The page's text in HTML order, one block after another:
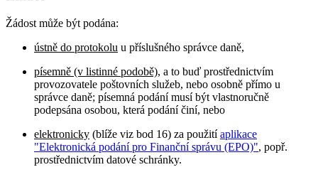
Žádost může být podána:
ústně do protokolu u příslušného správce daně,
písemně (v listinné podobě), a to buď prostřednictvím
provozovatele poštovních služeb, nebo osobně přímo u
správce daně; písemná podání musí být vlastnoručně
podepsána osobou, která podání činí, nebo
elektronicky (blíže viz bod 16) za použitíaplikace
"Elektronická podání pro Finanční správu (EPO)", popř.
prostřednictvím datové schránky.